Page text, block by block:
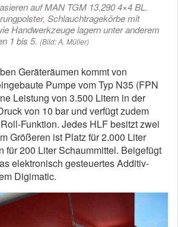
auf MAN TGM 13.290 4×4 BL.
Schlauchtragekörbe mit
Handwerkzeuge lagern unter anderem
1 bis 5. (Bild: A. Müller)
Geräteräumen kommt von
Pumpe vom Typ N35 (FPN
Leistung von 3.500 Litern in der
von 10 bar und verfügt zudem
Funktion. Jedes HLF besitzt zwei
Größeren ist Platz für 2.000 Liter
für 200 Liter Schaummittel. Beigefügt
elektronisch gesteuertes Additiv-
Digimatic.